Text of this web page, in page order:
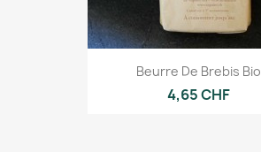
Beurre De Brebis Bio
4,65 CHF